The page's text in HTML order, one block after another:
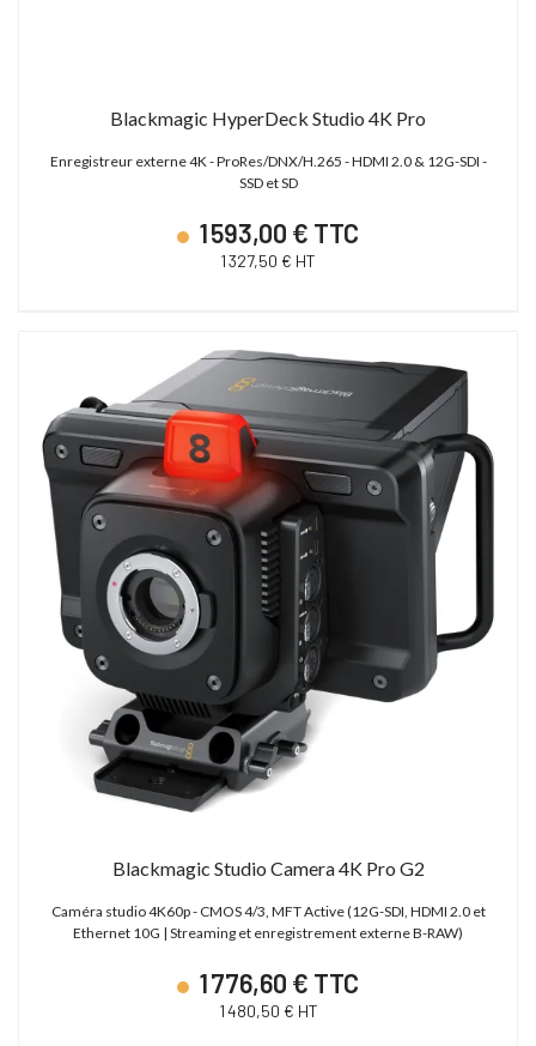
Blackmagic HyperDeck Studio 4K Pro
Enregistreur externe 4K - ProRes/DNX/H.265 - HDMI 2.0 & 12G-SDI -
SSD et SD
1 593,00 € TTC
1 327,50 € HT
Blackmagic Studio Camera 4K Pro G2
Caméra studio 4K60p - CMOS 4/3, MFT Active (12G-SDI, HDMI 2.0 et
Ethernet 10G | Streaming et enregistrement externe B-RAW)
1 776,60 € TTC
1 480,50 € HT